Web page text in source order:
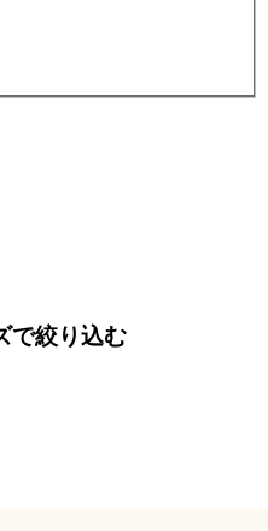
で絞り込む